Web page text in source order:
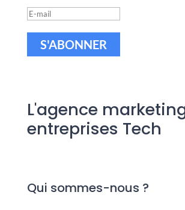
S'ABONNER
L'agence
entreprises Tech
Qui sommes-nous ?